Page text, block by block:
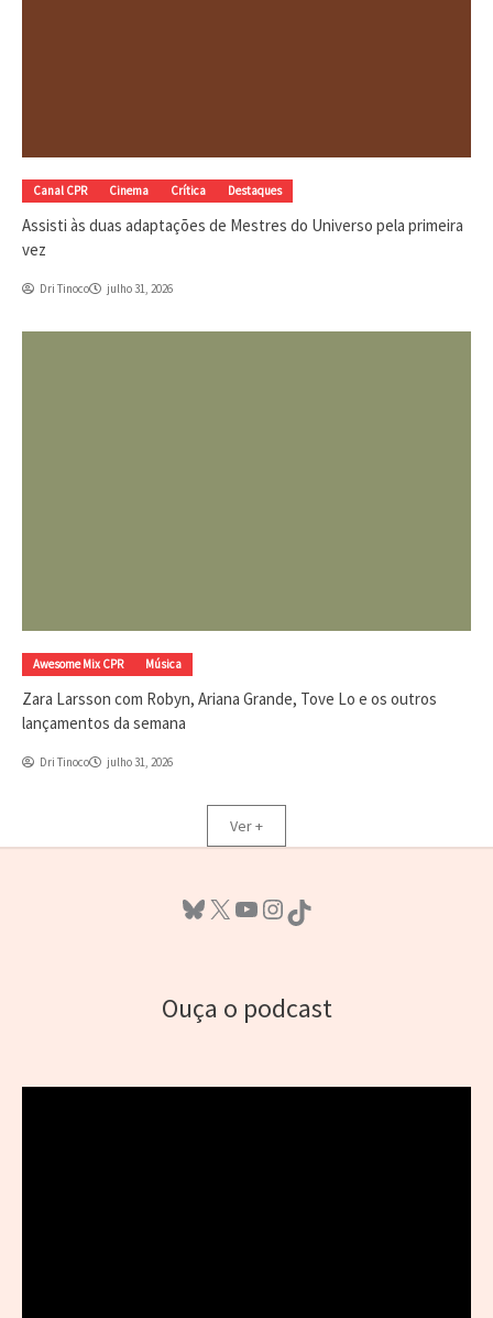
Canal CPR Cinema Crítica Destaques
Assisti às duas adaptações de Mestres do Universo pela primeira
vez
Dri Tinoco julho 31, 2026
Awesome Mix CPR Música
Zara Larsson com Robyn, Ariana Grande, Tove Lo e os outros
lançamentos da semana
Dri Tinoco julho 31, 2026
Ver +
Bluesky X Youtube InstagramTikTok
Ouça o podcast